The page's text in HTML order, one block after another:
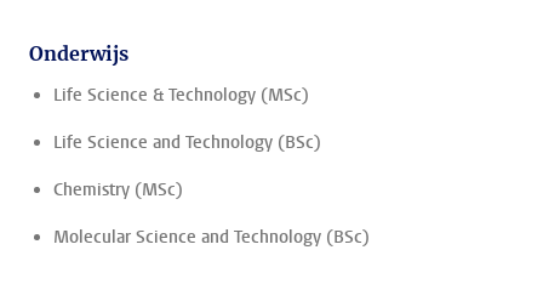
Onderwijs
Life Science & Technology (MSc)
Life Science and Technology (BSc)
Chemistry (MSc)
Molecular Science and Technology (BSc)